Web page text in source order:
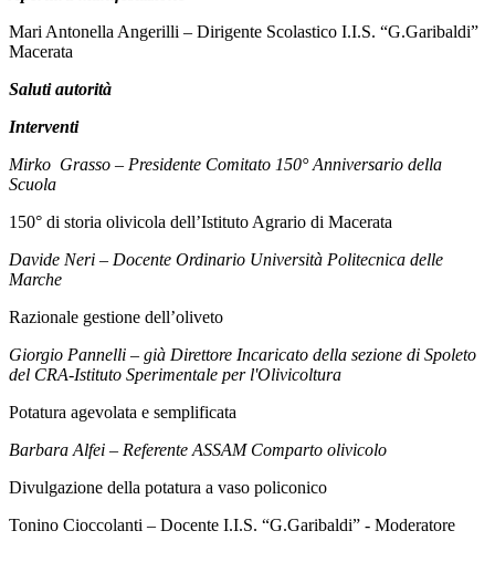
Mari Antonella Angerilli – Dirigente Scolastico I.I.S. “G.Garibaldi”
Macerata
Saluti autorità
Interventi
Mirko Grasso – Presidente Comitato 150° Anniversario della
Scuola
150° di storia olivicola dell’Istituto Agrario di Macerata
Davide Neri – Docente Ordinario Università Politecnica delle
Marche
Razionale gestione dell’oliveto
Giorgio Pannelli – già Direttore Incaricato della sezione di Spoleto
del CRA-Istituto Sperimentale per l'Olivicoltura
Potatura agevolata e semplificata
Barbara Alfei – Referente ASSAM Comparto olivicolo
Divulgazione della potatura a vaso policonico
Tonino Cioccolanti – Docente I.I.S. “G.Garibaldi” - Moderatore